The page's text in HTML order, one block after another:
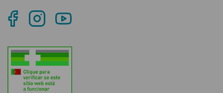
Rosto e